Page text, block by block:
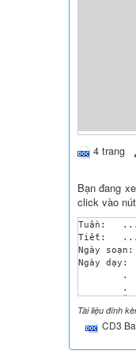
4 trang
Bạn đang
click vào nút
Tuần:	....................
Tiết:	.....................
Ngày soạn:	.
Ngày dạy:	.
BÀI 5: ĐẶT
I. MỤC
	- Lựa chọn được phông chữ thích hợp trong các trang trình chiếu;
	- Đặt hình thức chung cho các trang trình chiếu, như hình minh họa, số trang...
Tài liệu đính
CD3